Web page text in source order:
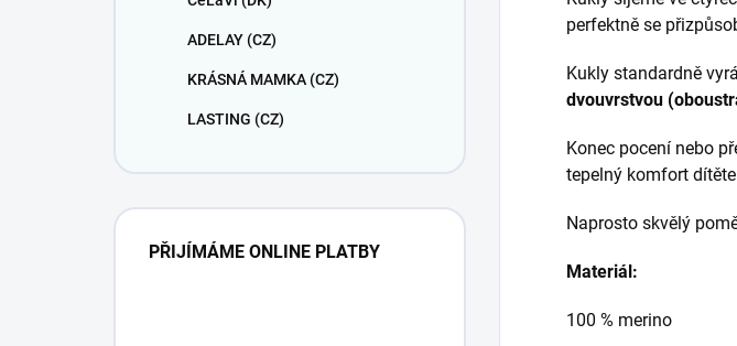
ADELAY (CZ)
KRÁSNÁ MAMKA (CZ)
LASTING (CZ)
PŘIJÍMÁME ONLINE PLATBY
perfektně se
Kukly standardně
dvouvrstvou
Konec pocení nebo
tepelný komfort
Naprosto skvělý
Materiál:
100 % merino